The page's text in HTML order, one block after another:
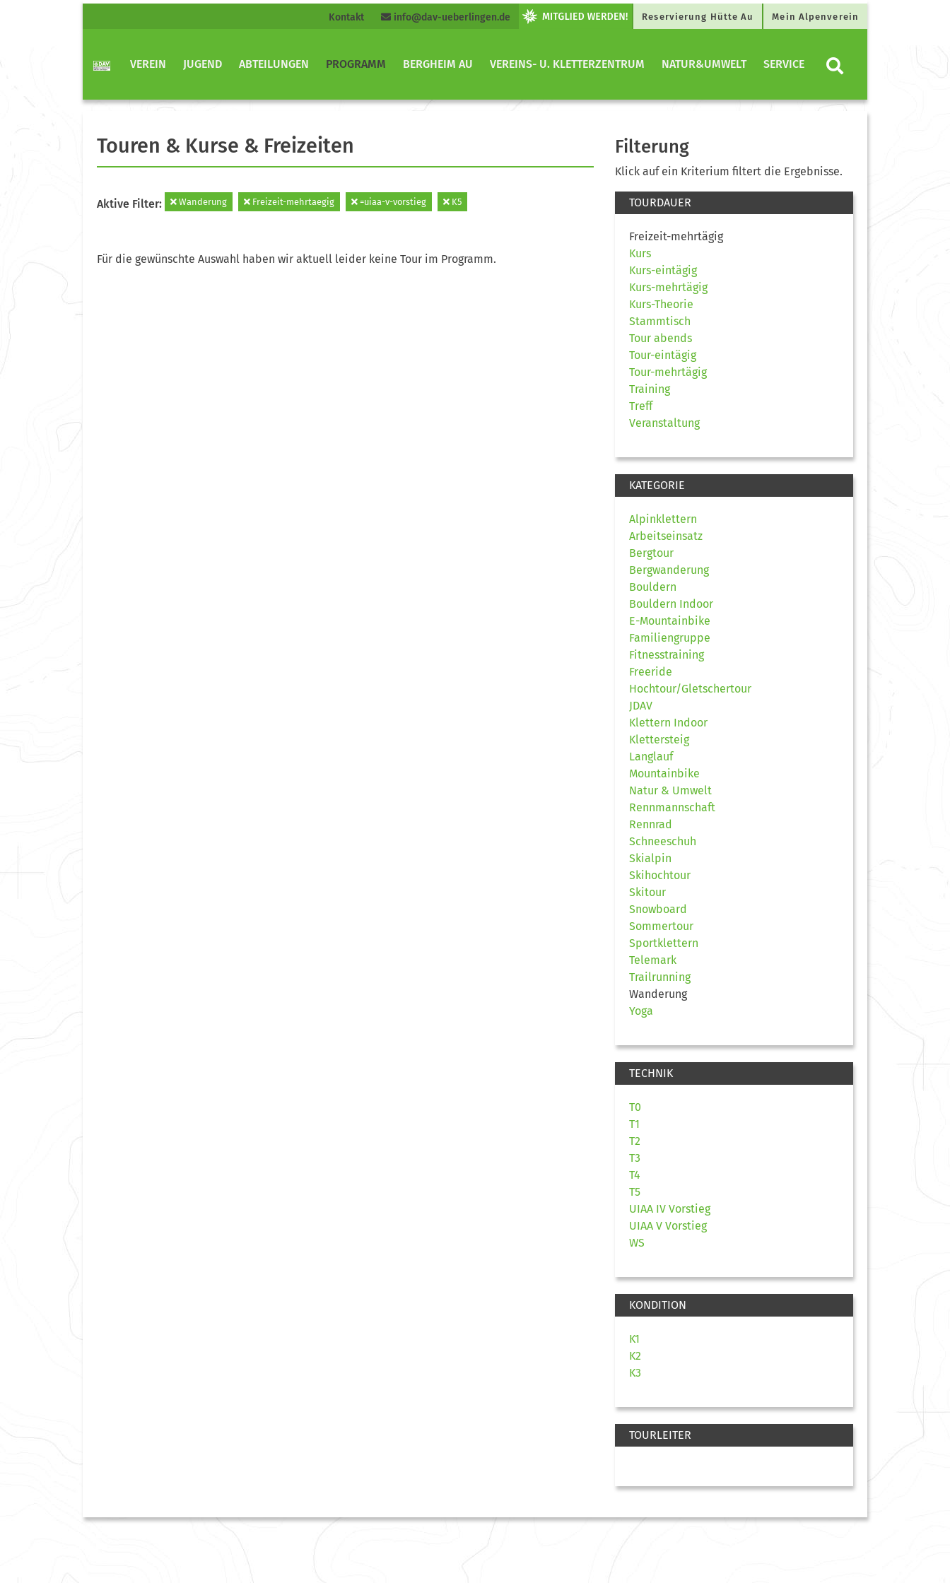
Kontakt info@dav-ueberlingen.de Reservierung Hütte Au Mein Alpenverein
VEREIN JUGEND ABTEILUNGEN PROGRAMM BERGHEIM AU VEREINS- U. KLETTERZENTRUM NATUR&UMWELT SERVICE
Touren & Kurse & Freizeiten
Aktive Filter: Wanderung Freizeit-mehrtaegig =uiaa-v-vorstieg K5
Für die gewünschte Auswahl haben wir aktuell leider keine Tour im Programm.
Filterung
Klick auf ein Kriterium filtert die Ergebnisse.
TOURDAUER
Freizeit-mehrtägig
Kurs
Kurs-eintägig
Kurs-mehrtägig
Kurs-Theorie
Stammtisch
Tour abends
Tour-eintägig
Tour-mehrtägig
Training
Treff
Veranstaltung
KATEGORIE
Alpinklettern
Arbeitseinsatz
Bergtour
Bergwanderung
Bouldern
Bouldern Indoor
E-Mountainbike
Familiengruppe
Fitnesstraining
Freeride
Hochtour/Gletschertour
JDAV
Klettern Indoor
Klettersteig
Langlauf
Mountainbike
Natur & Umwelt
Rennmannschaft
Rennrad
Schneeschuh
Skialpin
Skihochtour
Skitour
Snowboard
Sommertour
Sportklettern
Telemark
Trailrunning
Wanderung
Yoga
TECHNIK
T0
T1
T2
T3
T4
T5
UIAA IV Vorstieg
UIAA V Vorstieg
WS
KONDITION
K1
K2
K3
TOURLEITER